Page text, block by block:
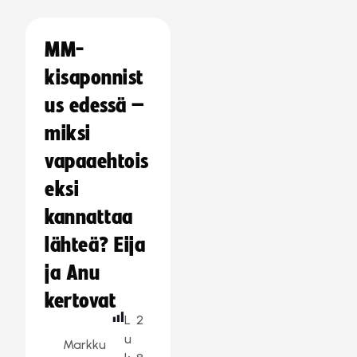
MM-
kisaponnist
us edessä –
miksi
vapaaehtois
eksi
kannattaa
lähteä? Eija
ja Anu
kertovat
Markku
L
u
2